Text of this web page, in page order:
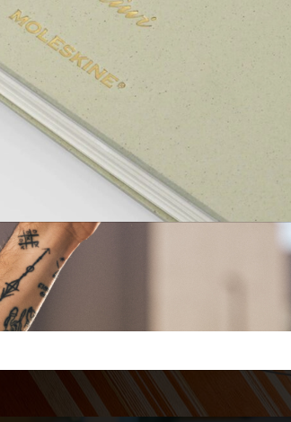
カイエ ＆ ジャー
セット
パッションジャー
スチューデント
15ヶ月プランナー
ウィークリープ
デイリープランナ
マンスリープラン
ライフプランナ
アカデミック・プ
ト アプリ・サービス
ル
ペン & ペンシル
ク
「Alice's
『ロード・オブ
カラーパターン
サクラコレクショ
馬年コレクション
ISSEY MIYAKE |
ション
ゴッホ美術館
Shopper paper –
マキシマリストへ
健康を愛する方
趣味を愛する方へ
クチャーム
トギフト
員限定の特別サプライズ
ス: お得な情報をいち早くチェック
ト: 優先アクセス
間
あるペー
あなたにぴっ
スライド
スライド表示4